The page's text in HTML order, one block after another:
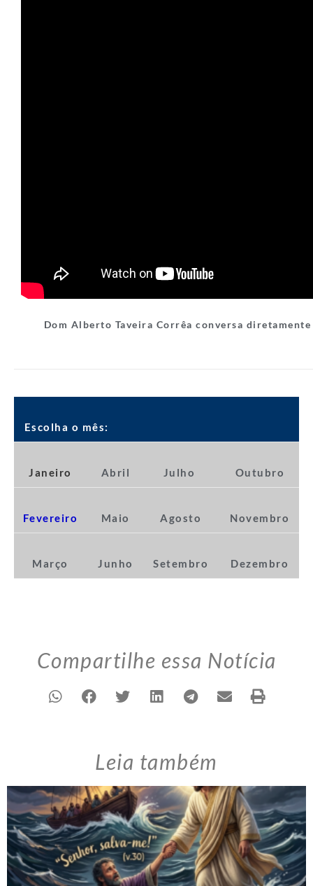
Dom Alberto Taveira Corrêa conversa
Escolha o mês:
Janeiro Abril Julho Outubro
Fevereiro Maio Agosto Novembro
Março Junho Setembro Dezembro
Compartilhe essa Notícia
Leia também